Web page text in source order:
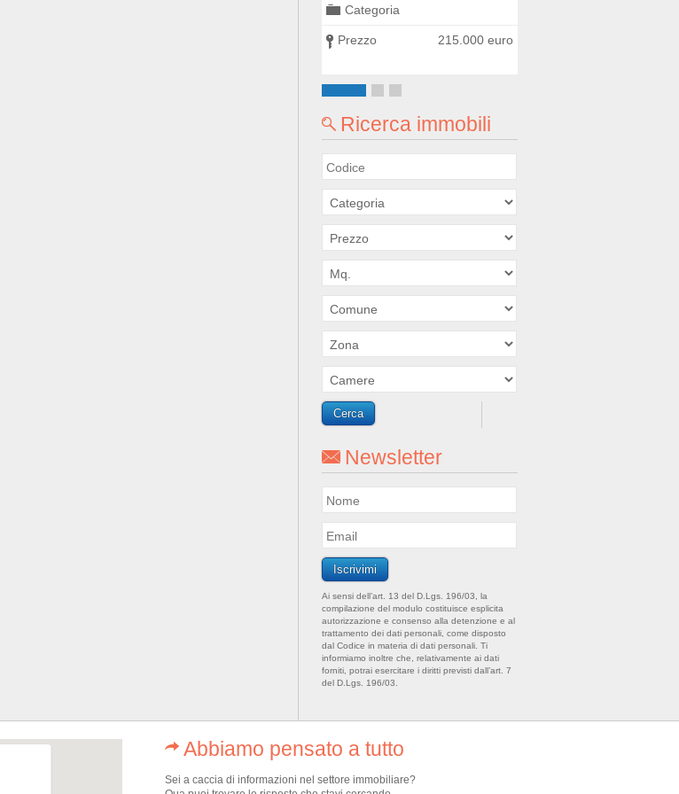
Categoria
Prezzo 215.000 euro
Ricerca immobili
Newsletter
Ai sensi dell’art. 13 del D.Lgs. 196/03, la
compilazione del modulo costituisce esplicita
autorizzazione e consenso alla detenzione e al
trattamento dei dati personali, come disposto
dal Codice in materia di dati personali. Ti
informiamo inoltre che, relativamente ai dati
forniti, potrai esercitare i diritti previsti dall’art. 7
del D.Lgs. 196/03.
Abbiamo pensato a tutto
Sei a caccia di informazioni nel settore immobiliare?